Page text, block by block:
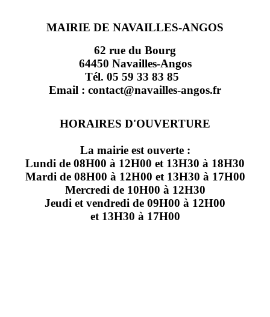
MAIRIE DE NAVAILLES-ANGOS
62 rue du Bourg
64450 Navailles-Angos
Tél. 05 59 33 83 85
Email : contact@navailles-angos.fr
HORAIRES D'OUVERTURE
La mairie est ouverte :
Lundi de 08H00 à 12H00 et 13H30 à 18H30
Mardi de 08H00 à 12H00 et 13H30 à 17H00
Mercredi de 10H00 à 12H30
Jeudi et vendredi de 09H00 à 12H00
et 13H30 à 17H00